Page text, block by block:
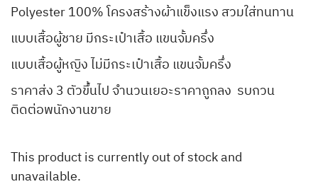
Polyester 100% โครงสร้างผ้าแข็งแรง สวมใส่ทนทาน
แบบเสื้อผู้ชาย มีกระเป๋าเสื้อ แขนจั้มครึ่ง
แบบเสื้อผู้หญิง ไม่มีกระเป๋าเสื้อ แขนจั้มครึ่ง
ราคาส่ง 3 ตัวขึ้นไป จำนวนเยอะราคาถูกลง รบกวน
ติดต่อพนักงานขาย
This product is currently out of stock and
unavailable.